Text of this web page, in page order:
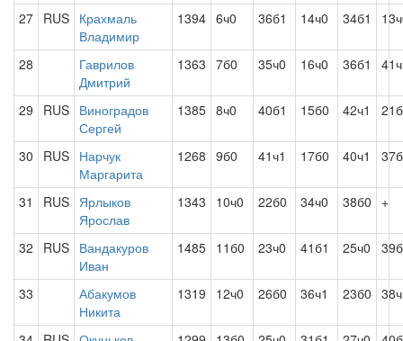
27 RUS Крахмаль
Владимир
1394 6ч0 36б1 14ч0 34б1
28
Гаврилов
Дмитрий
1363 7б0 35ч0 16ч0 36б1
29 RUS Виноградов
Сергей
1385 8ч0 40б1 15б0 42ч1
30 RUS Нарчук
Маргарита
1268 9б0 41ч1 17б0 40ч1
31 RUS Ярлыков
Ярослав
1343 10ч0 22б0 34ч0 38б0 +
32 RUS Вандакуров
Иван
1485 11б0 23ч0 41б1 25ч0
33
Абакумов
Никита
1319 12ч0 26б0 36ч1 23б0